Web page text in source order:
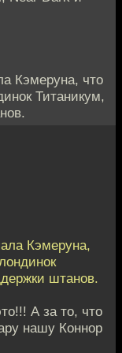
Кэмеруна, что
Титаникум,
Кэмеруна,
штанов.
А за то, что
нашу Коннор